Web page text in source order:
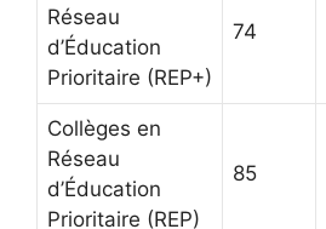
Réseau
d’Éducation
Prioritaire (REP+)
74
Collèges en
Réseau
d’Éducation
Prioritaire (REP)
85